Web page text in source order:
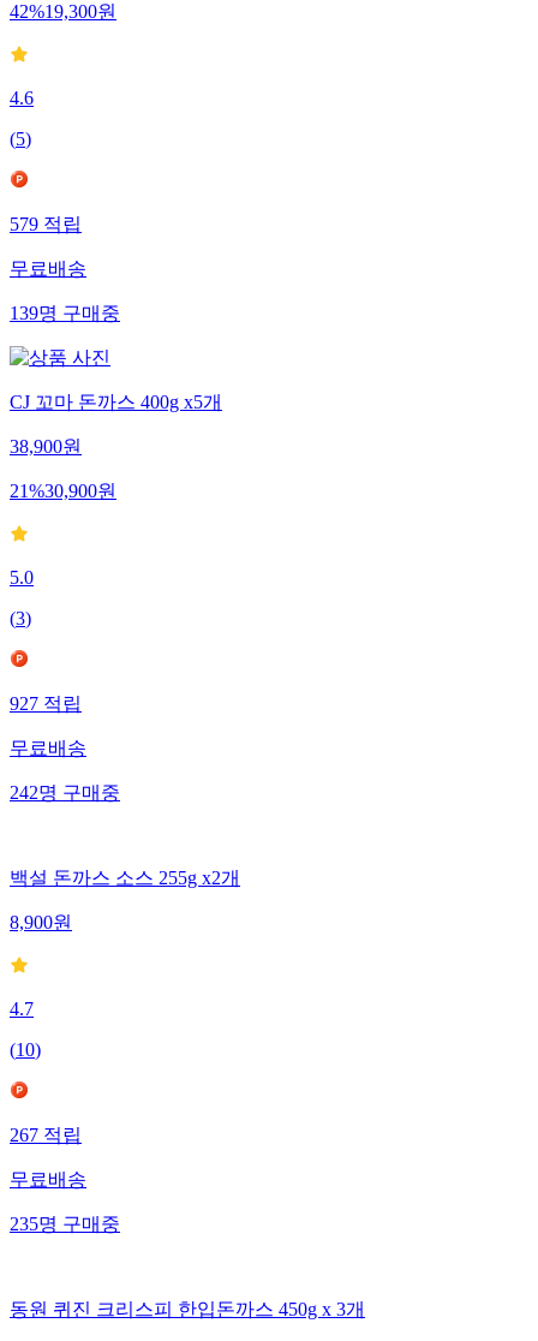
42%19,300원
4.6
(5)
579 적립
무료배송
139명 구매중
CJ 꼬마 돈까스 400g x5개
38,900원
21%30,900원
5.0
(3)
927 적립
무료배송
242명 구매중
백설 돈까스 소스 255g x2개
8,900원
4.7
(10)
267적립
무료배송
235명구매중
동원 퀴진 크리스피 한입돈까스 450g x 3개